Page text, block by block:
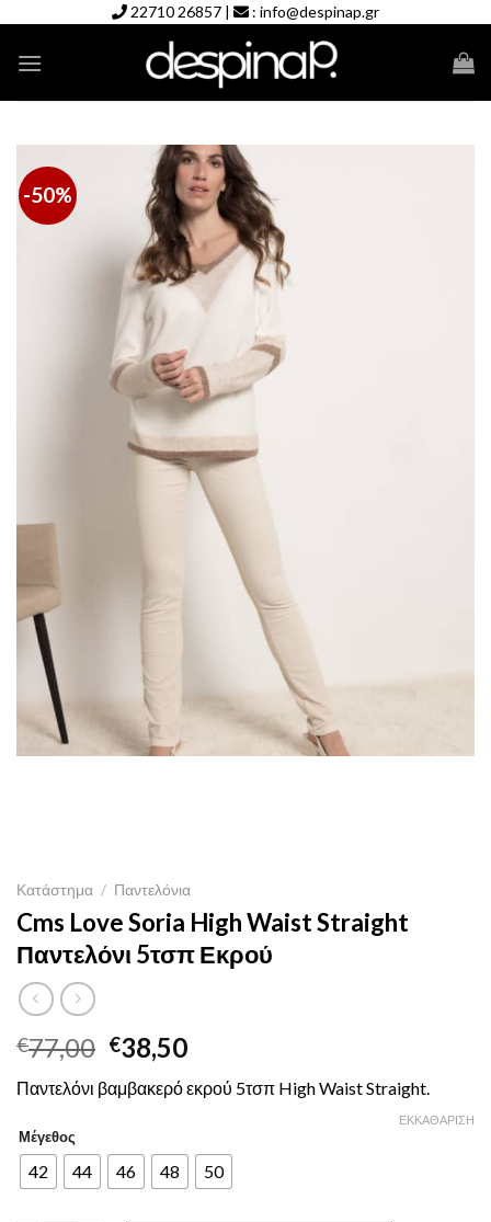
content
22710 26857 | : info@despinap.gr
-50%
Κατάστημα / Παντελόνια
Cms Love Soria High Waist Straight
Παντελόνι 5τσπ Εκρού
€77,00 Original
price
was:
€38,50Η
τρέχουσα
τιμή
€38,50.
Παντελόνι βαμβακερό εκρού 5τσπ High Waist Straight.
Μέγεθος
42 44 46 48 50
ΕΚΚΑΘΆΡΙΣΗ